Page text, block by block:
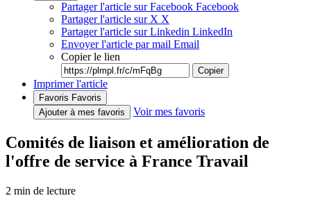
Partager l'article sur Facebook Facebook
Partager l'article sur X X
Partager l'article sur Linkedin LinkedIn
Envoyer l'article par mail Email
Copier le lien
Copier
Imprimer l'article
Favoris Favoris
Ajouter à mes favoris
Voir mes favoris
Comités de liaison et amélioration de
l'offre de service à France Travail
2 min de lecture